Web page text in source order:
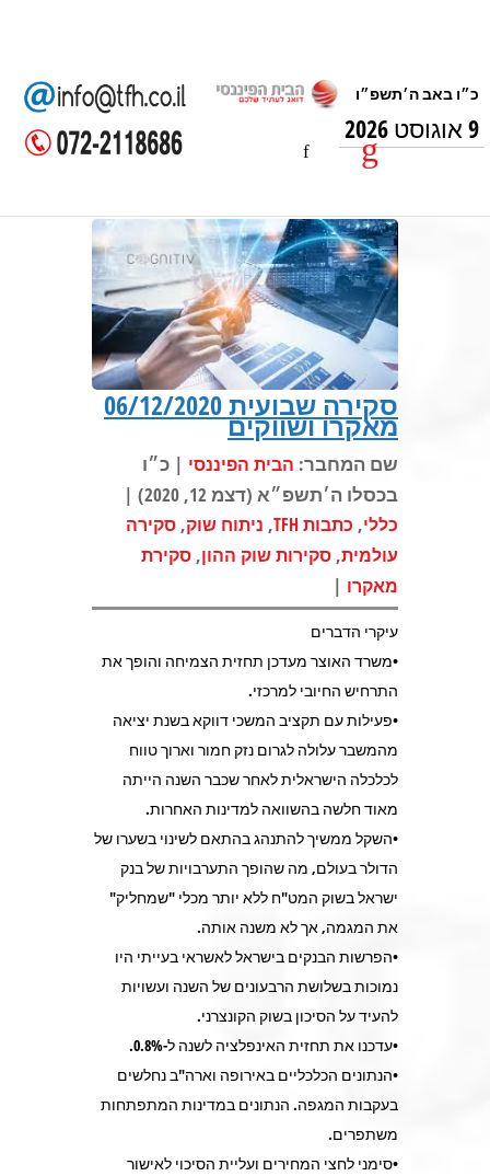
9 אוגוסט 2026
סקירה שבועית 06/12/2020
מאקרו ושווקים
שם המחבר: הבית הפיננסי | כ״ו
בכסלו ה׳תשפ״א (דצמ 12, 2020) |
כללי, כתבות TFH , ניתוח שוק, סקירה
עולמית, סקירות שוק ההון, סקירת
מאקרו |
עיקרי הדברים
•משרד האוצר מעדכן תחזית הצמיחה והופך את
התרחיש החיובי למרכזי.
•פעילות עם תקציב המשכי דווקא בשנת יציאה
מהמשבר עלולה לגרום נזק חמור וארוך טווח
לכלכלה הישראלית לאחר שכבר השנה הייתה
מאוד חלשה בהשוואה למדינות האחרות.
•השקל ממשיך להתנהג בהתאם לשינוי בשערו של
הדולר בעולם, מה שהופך התערבויות של בנק
ישראל בשוק המט"ח ללא יותר מכלי "שמחליק"
את המגמה, אך לא משנה אותה.
•הפרשות הבנקים בישראל לאשראי בעייתי היו
נמוכות בשלושת הרבעונים של השנה ועשויות
להעיד על הסיכון בשוק הקונצרני.
•עדכנו את תחזית האינפלציה לשנה ל-0.8%.
•הנתונים הכלכליים באירופה וארה"ב נחלשים
בעקבות המגפה. הנתונים במדינות המתפתחות
משתפרים.
•סימני לחצי המחירים ועליית הסיכוי לאישור